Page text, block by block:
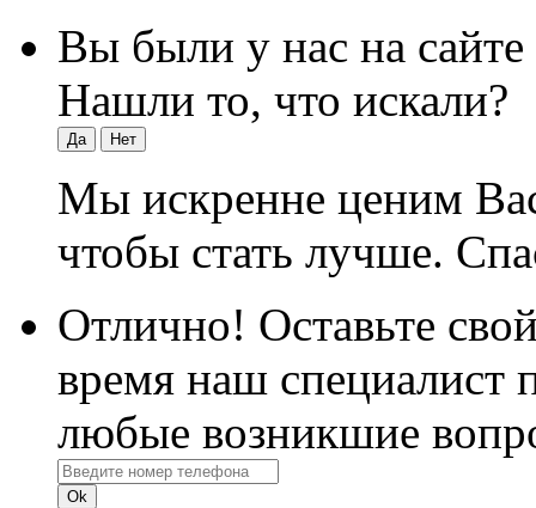
Вы были у нас на сайте
Нашли то, что искали?
Да Нет
Мы искренне ценим
чтобы стать лучше.
Отлично! Оставьте
время наш специалист
любые возникшие